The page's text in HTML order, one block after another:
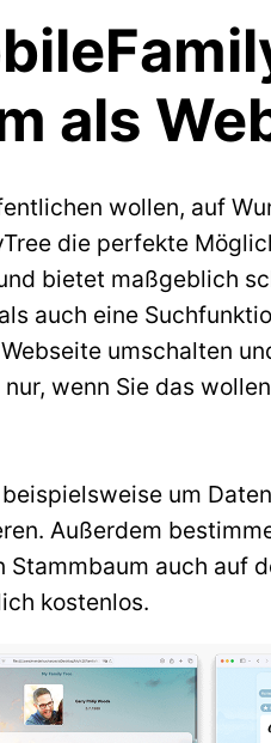
als
wollen, auf
die perfekte
bietet maßgeblich
auch eine
umschalten
wenn Sie das
um
Außerdem
auch auf
kostenlos.